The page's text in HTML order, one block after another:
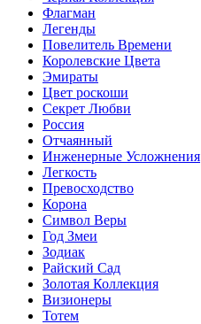
Флагман
Легенды
Повелитель Времени
Королевские Цвета
Эмираты
Цвет роскоши
Секрет Любви
Россия
Отчаянный
Инженерные Усложнения
Легкость
Превосходство
Корона
Символ Веры
Год Змеи
Зодиак
Райский Сад
Золотая Коллекция
Визионеры
Тотем